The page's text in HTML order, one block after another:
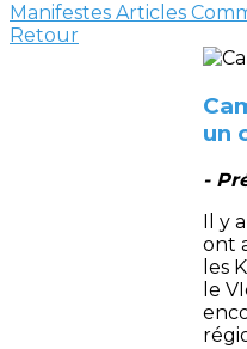
Manifestes Articles
Retour
un
-
Il y
ont
les
le